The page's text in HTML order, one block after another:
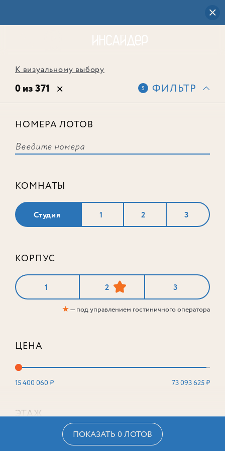
К визуальному выбору
0 из 371 5 ФИЛЬТР
НОМЕРА ЛОТОВ
КОМНАТЫ
Студия 1 2 3
КОРПУС
1 2 3
★— под управлением гостиничного оператора
ЦЕНА
15 400 060 ₽ 73 093 625 ₽
ЭТАЖ
ПОКАЗАТЬ 0 ЛОТОВ
соответствует ни одного лота